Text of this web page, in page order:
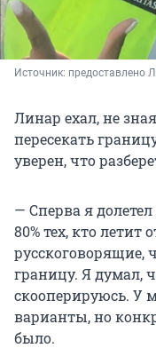
Источник: предоставлено
Линар ехал, не
пересекать
уверен, что
— Сперва я
80% тех, кто летит
русскоговорящие,
границу. Я думал,
скооперируюсь. У
варианты, но
было.